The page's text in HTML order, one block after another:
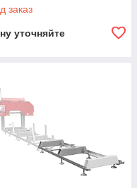
заказ
уточняйте